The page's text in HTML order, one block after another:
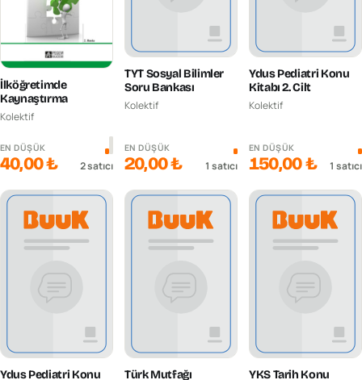
İlköğretimde
Kaynaştırma
Kolektif
EN DÜŞÜK
40,00 ₺ 2satıcı
TYT Sosyal Bilimler
Soru Bankası
Kolektif
EN DÜŞÜK
20,00 ₺ 1 satıcı
Ydus Pediatri Konu
Kitabı 2. Cilt
Kolektif
EN DÜŞÜK
150,00 ₺ 1 satıcı
Ydus Pediatri Konu
Türk Mutfağı
YKS Tarih Konu